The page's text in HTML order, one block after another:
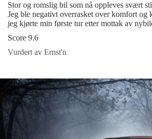
Stor og romslig bil som nå oppleves svært
Jeg ble negativt overrasket over komfort og
jeg kjørte min første tur etter mottak av
Score 9.6
Vurdert av Ernst'n